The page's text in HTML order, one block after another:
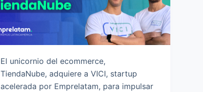
El unicornio del ecommerce,
TiendaNube, adquiere a VICI, startup
acelerada por Emprelatam, para impulsar